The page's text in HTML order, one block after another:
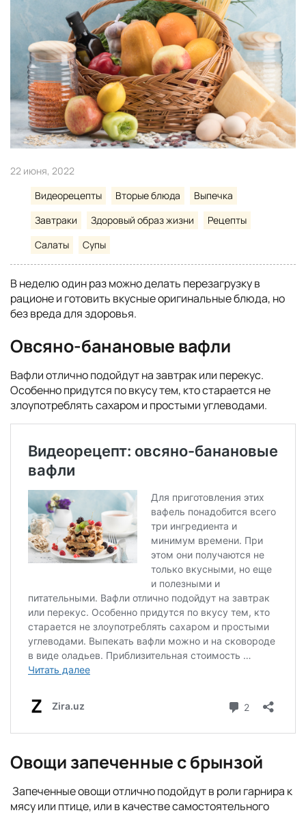
22 июня, 2022
Видеорецепты
Вторые блюда
Выпечка
Завтраки
Здоровый образ жизни
Рецепты
Салаты
Супы
В неделю один раз можно делать перезагрузку в
рационе и готовить вкусные оригинальные блюда, но
без вреда для здоровья.
Овсяно-банановые вафли
Вафли отлично подойдут на завтрак или перекус.
Особенно придутся по вкусу тем, кто старается не
злоупотреблять сахаром и простыми углеводами.
Овощи запеченные с брынзой
Запеченные овощи отлично подойдут в роли гарнира к
мясу или птице, или в качестве самостоятельного